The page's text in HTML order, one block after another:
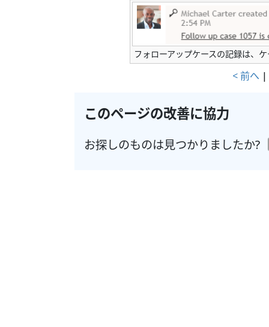
フォローアップケースの記録は、
< 前へ |
このページの改善に協力
お探しのものは見つかりましたか?